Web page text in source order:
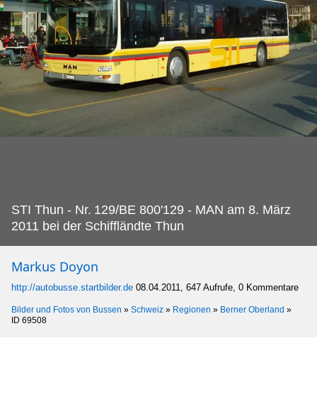
STI Thun - Nr. 129/BE 800'129 - MAN am 8. März
2011 bei der Schiffländte Thun
Markus Doyon
http://autobusse.startbilder.de 08.04.2011, 647 Aufrufe, 0 Kommentare
Bilder und Fotos von Bussen » Schweiz » Regionen » Berner Oberland »
ID 69508